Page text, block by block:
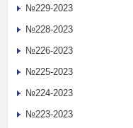
№229-2023
№228-2023
№226-2023
№225-2023
№224-2023
№223-2023